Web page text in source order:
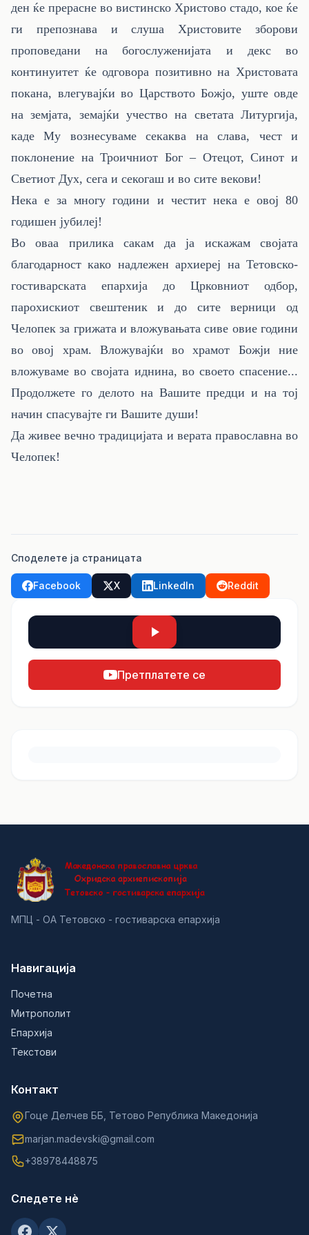
ден ќе прерасне во вистинско Христово стадо, кое ќе
ги препознава и слуша Христовите зборови
проповедани на богослуженијата и декс во
континуитет ќе одговора позитивно на Христовата
покана, влегувајќи во Царството Божјо, уште овде
на земјата, земајќи учество на светата Литургија,
каде Му вознесуваме секаква на слава, чест и
поклонение на Троичниот Бог – Отецот, Синот и
Светиот Дух, сега и секогаш и во сите векови!
Нека е за многу години и честит нека е овој 80
годишен јубилеј!
Во оваа прилика сакам да ја искажам својата
благодарност како надлежен архиереј на Тетовско-
гостиварската епархија до Црковниот одбор,
парохискиот свештеник и до сите верници од
Челопек за грижата и вложувањата сиве овие години
во овој храм. Вложувајќи во храмот Божји ние
вложуваме во својата иднина, во своето спасение...
Продолжете го делото на Вашите предци и на тој
начин спасувајте ги Вашите души!
Да живее вечно традицијата и верата православна во
Челопек!
Споделете ја страницата
Facebook X LinkedIn Reddit
Претплатете се
МПЦ - ОА Тетовско - гостиварска епархија
Навигација
Почетна
Митрополит
Епархија
Текстови
Контакт
Гоце Делчев ББ, Тетово Република Македонија
marjan.madevski@gmail.com
+38978448875
Следете нè